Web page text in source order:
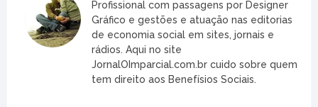
Profissional com passagens por Designer
Gráfico e gestões e atuação nas editorias
de economia social em sites, jornais e
rádios. Aqui no site
JornalOImparcial.com.br cuido sobre quem
tem direito aos Benefísios Sociais.